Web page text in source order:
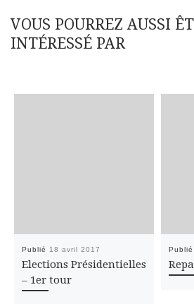
VOUS POURREZ AUSSI
INTÉRESSÉ PAR
Publié 18 avril 2017
Elections Présidentielles
– 1er tour
Publié